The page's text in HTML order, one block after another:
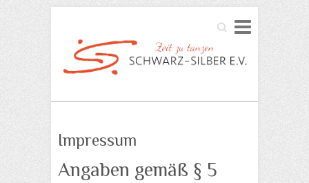
Search
Impressum
Angaben gemäß § 5